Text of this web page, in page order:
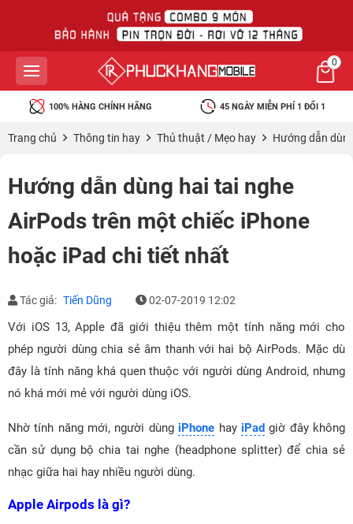
0
100% HÀNG CHÍNH HÃNG 45 NGÀY MIỄN PHÍ 1 ĐỔI 1
Trang chủ Thông tin hay Thủ thuật / Mẹo hay Hướng dẫn
Hướng dẫn dùng hai tai nghe
AirPods trên một chiếc iPhone
hoặc iPad chi tiết nhất
Tác giả: Tiến Dũng 02-07-2019 12:02
Với iOS 13, Apple đã giới thiệu thêm một tính năng mới cho
phép người dùng chia sẻ âm thanh với hai bộ AirPods. Mặc dù
đây là tính năng khá quen thuộc với người dùng Android, nhưng
nó khá mới mẻ với người dùng iOS.
Nhờ tính năng mới, người dùng iPhone hay iPadgiờ đây không
cần sử dụng bộ chia tai nghe (headphone splitter) để chia sẻ
nhạc giữa hai hay nhiều người dùng.
Apple Airpods là gì?